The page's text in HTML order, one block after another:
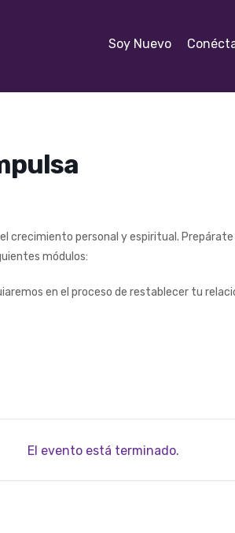
Soy Nuevo
crecimiento personal y espiritual.
módulos:
en el proceso de restablecer tu
El evento está terminado.